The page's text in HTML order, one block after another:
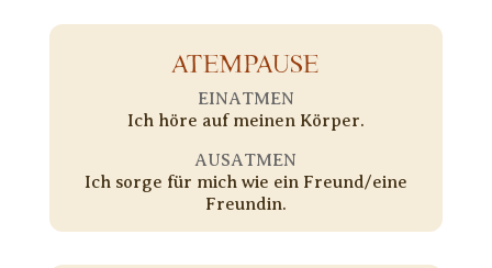
ATEMPAUSE
EINATMEN
Ich höre auf meinen Körper.
AUSATMEN
Ich sorge für mich wie ein Freund/eine
Freundin.